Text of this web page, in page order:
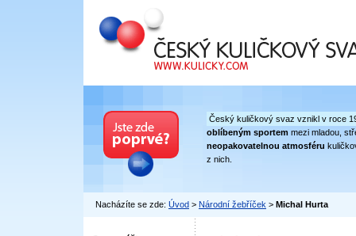
Český kuličkový svaz
Český kuličkový svaz vznikl v roce
oblíbeným sportem mezi mladou,
neopakovatelnou atmosféru
z nich.
Nacházíte se zde: Úvod > Národní žebříček > Michal Hurta